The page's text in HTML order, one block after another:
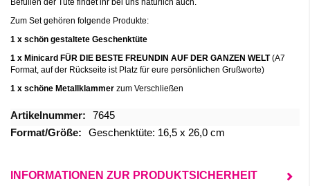
Zum Set gehören folgende Produkte:
1 x schön gestaltete Geschenktüte
1 x Minicard FÜR DIE BESTE FREUNDIN AUF DER GANZEN WELT(A7
Format, auf der Rückseite ist Platz für eure persönlichen Grußworte)
1 x schöne Metallklammer zum Verschließen
Mehr
Informationen
7645
Geschenktüte: 16,5 x 26,0 cm
INFORMATIONEN ZUR PRODUKTSICHERHEIT